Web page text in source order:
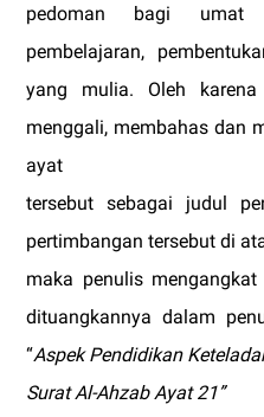
pedoman bagi umat
pembelajaran,
yang mulia. Oleh
menggali, membahas dan
ayat
tersebut sebagai judul
pertimbangan tersebut di
maka penulis
dituangkannya dalam
“Aspek Pendidikan
Surat Al-Ahzab Ayat 21”